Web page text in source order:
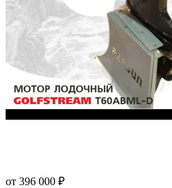
от 396 000 ₽